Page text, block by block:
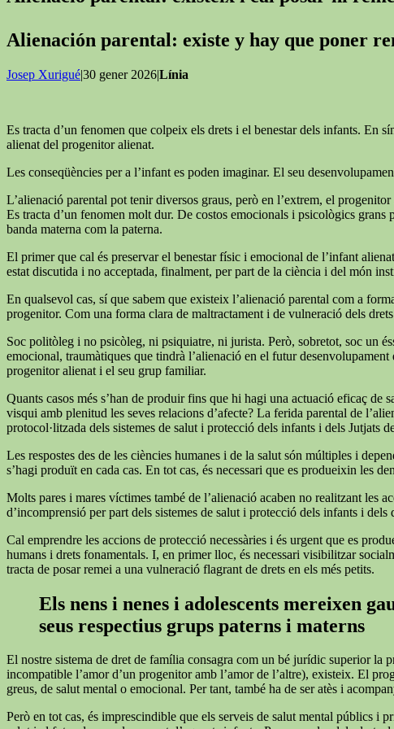
Alienación parental: existe y hay que poner
Josep Xurigué|30 gener 2026|Línia
Es tracta d’un fenomen que colpeix els drets i el benestar dels infants. En
alienat del progenitor alienat.
Les conseqüències per a l’infant es poden imaginar. El seu
L’alienació parental pot tenir diversos graus, però en l’extrem, el
Es tracta d’un fenomen molt dur. De costos emocionals i psicològics
banda materna com la paterna.
El primer que cal és preservar el benestar físic i emocional de l’infant
estat discutida i no acceptada, finalment, per part de la ciència i del món
En qualsevol cas, sí que sabem que existeix l’alienació parental com a
progenitor. Com una forma clara de maltractament i de vulneració dels
Soc politòleg i no psicòleg, ni psiquiatre, ni jurista. Però, sobretot, soc un
emocional, traumàtiques que tindrà l’alienació en el futur
progenitor alienat i el seu grup familiar.
Quants casos més s’han de produir fins que hi hagi una actuació eficaç
visqui amb plenitud les seves relacions d’afecte? La ferida parental de
protocol·litzada dels sistemes de salut i protecció dels infants i dels Jutjats
Les respostes des de les ciències humanes i de la salut són múltiples i
s’hagi produït en cada cas. En tot cas, és necessari que es produeixin les
Molts pares i mares víctimes també de l’alienació acaben no realitzant les
d’incomprensió per part dels sistemes de salut i protecció dels infants i dels
Cal emprendre les accions de protecció necessàries i és urgent que es
humans i drets fonamentals. I, en primer lloc, és necessari visibilitzar
tracta de posar remei a una vulneració flagrant de drets en els més petits.
Els nens i nenes i adolescents mereixen
seus respectius grups paterns i materns
El nostre sistema de dret de família consagra com un bé jurídic superior la
incompatible l’amor d’un progenitor amb l’amor de l’altre), existeix. El
greus, de salut mental o emocional. Per tant, també ha de ser atès i
Però en tot cas, és imprescindible que els serveis de salut mental públics i